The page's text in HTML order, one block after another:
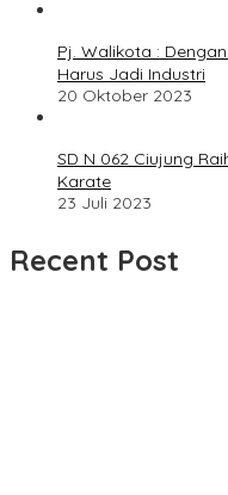
Pj. Walikota :
Harus Jadi Industri
20 Oktober 2023
SD N 062 Ciujung
Karate
23 Juli 2023
Recent Post